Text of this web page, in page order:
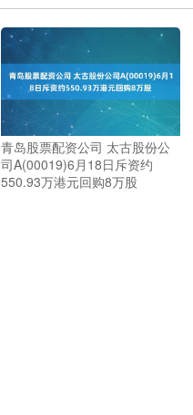
青岛股票配资公司 太古股份公
司A(00019)6月18日斥资约
550.93万港元回购8万股